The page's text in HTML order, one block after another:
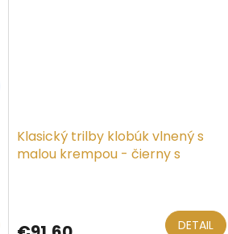
Klasický trilby klobúk vlnený s
malou krempou - čierny s
DETAIL